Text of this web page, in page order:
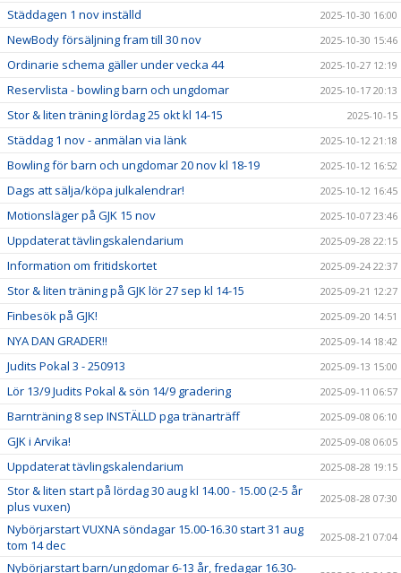
Städdagen 1 nov inställd 2025-10-30 16:00
NewBody försäljning fram till 30 nov 2025-10-30 15:46
Ordinarie schema gäller under vecka 44 2025-10-27 12:19
Reservlista - bowling barn och ungdomar 2025-10-17 20:13
Stor & liten träning lördag 25 okt kl 14-15 2025-10-15
Städdag 1 nov - anmälan via länk 2025-10-12 21:18
Bowling för barn och ungdomar 20 nov kl 18-19 2025-10-12 16:52
Dags att sälja/köpa julkalendrar! 2025-10-12 16:45
Motionsläger på GJK 15 nov 2025-10-07 23:46
Uppdaterat tävlingskalendarium 2025-09-28 22:15
Information om fritidskortet 2025-09-24 22:37
Stor & liten träning på GJK lör 27 sep kl 14-15 2025-09-21 12:27
Finbesök på GJK! 2025-09-20 14:51
NYA DAN GRADER!! 2025-09-14 18:42
Judits Pokal 3 - 250913 2025-09-13 15:00
Lör 13/9 Judits Pokal & sön 14/9 gradering 2025-09-11 06:57
Barnträning 8 sep INSTÄLLD pga tränarträff 2025-09-08 06:10
GJK i Arvika! 2025-09-08 06:05
Uppdaterat tävlingskalendarium 2025-08-28 19:15
Stor & liten start på lördag 30 aug kl 14.00 - 15.00 (2-5 år
plus vuxen)
2025-08-28 07:30
Nybörjarstart VUXNA söndagar 15.00-16.30 start 31 aug
tom 14 dec
2025-08-21 07:04
Nybörjarstart barn/ungdomar 6-13 år, fredagar 16.30-